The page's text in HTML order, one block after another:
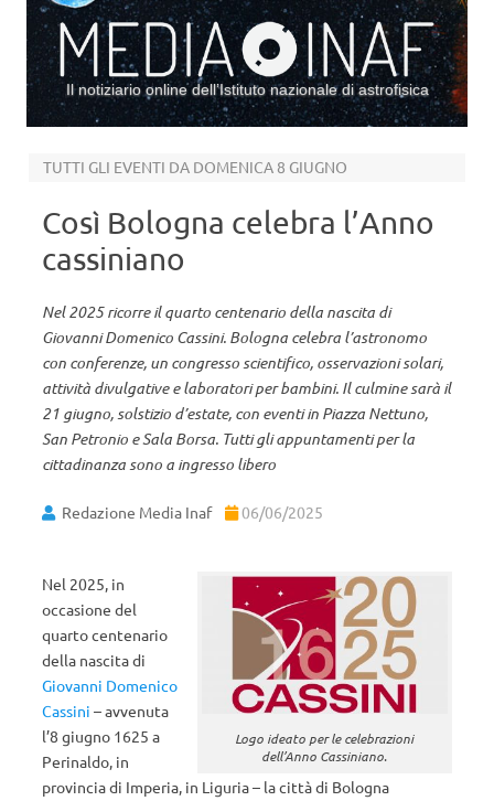
Il notiziario online dell’Istituto nazionale di astrofisica
TUTTI GLI EVENTI DA DOMENICA 8 GIUGNO
Così Bologna celebra l’Anno
cassiniano
Nel 2025 ricorre il quarto centenario della nascita di
Giovanni Domenico Cassini. Bologna celebra l’astronomo
con conferenze, un congresso scientifico, osservazioni solari,
attività divulgative e laboratori per bambini. Il culmine sarà il
21 giugno, solstizio d’estate, con eventi in Piazza Nettuno,
San Petronio e Sala Borsa. Tutti gli appuntamenti per la
cittadinanza sono a ingresso libero
Redazione Media Inaf 06/06/2025
Logo ideato per le celebrazioni
dell’Anno Cassiniano.
Nel 2025, in
occasione del
quarto centenario
della nascita di
Giovanni Domenico
Cassini – avvenuta
l’8 giugno 1625 a
Perinaldo, in
provincia di Imperia, in Liguria – la città di Bologna